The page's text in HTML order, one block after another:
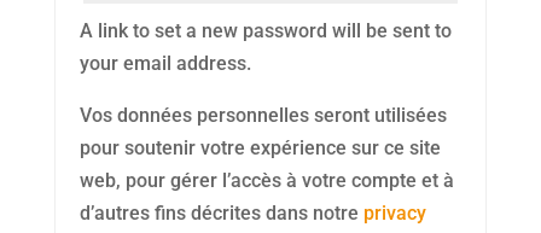
A link to set a new password will be sent to
your email address.
Vos données personnelles seront utilisées
pour soutenir votre expérience sur ce site
web, pour gérer l’accès à votre compte et à
d’autres fins décrites dans notre privacy